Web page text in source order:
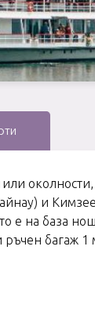
и
на база
багаж 1